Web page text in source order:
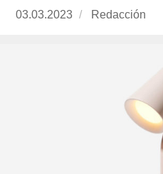
Publicado
03.03.2023 https://
Redacción